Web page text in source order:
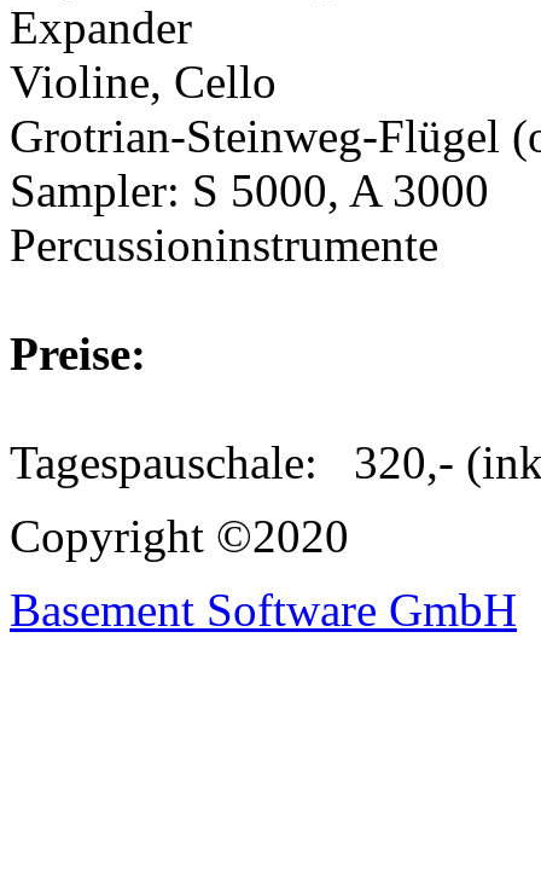
Expander
Violine, Cello
Grotrian-Steinweg-Flügel
Sampler: S 5000, A 3000
Percussioninstrumente
Preise:
Tagespauschale: 320,-
Copyright ©2020
Basement Software GmbH